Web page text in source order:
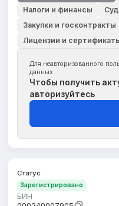
Налоги и финансы
Закупки и госконтракты
Лицензии и
Для неавторизованного
данных
Чтобы получить
авторизуйтесь
Статус
Зарегистрировано
БИН